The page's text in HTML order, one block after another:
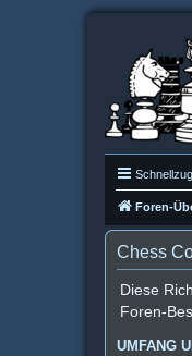
Foren-
Chess
Diese
Foren-
UMFANG